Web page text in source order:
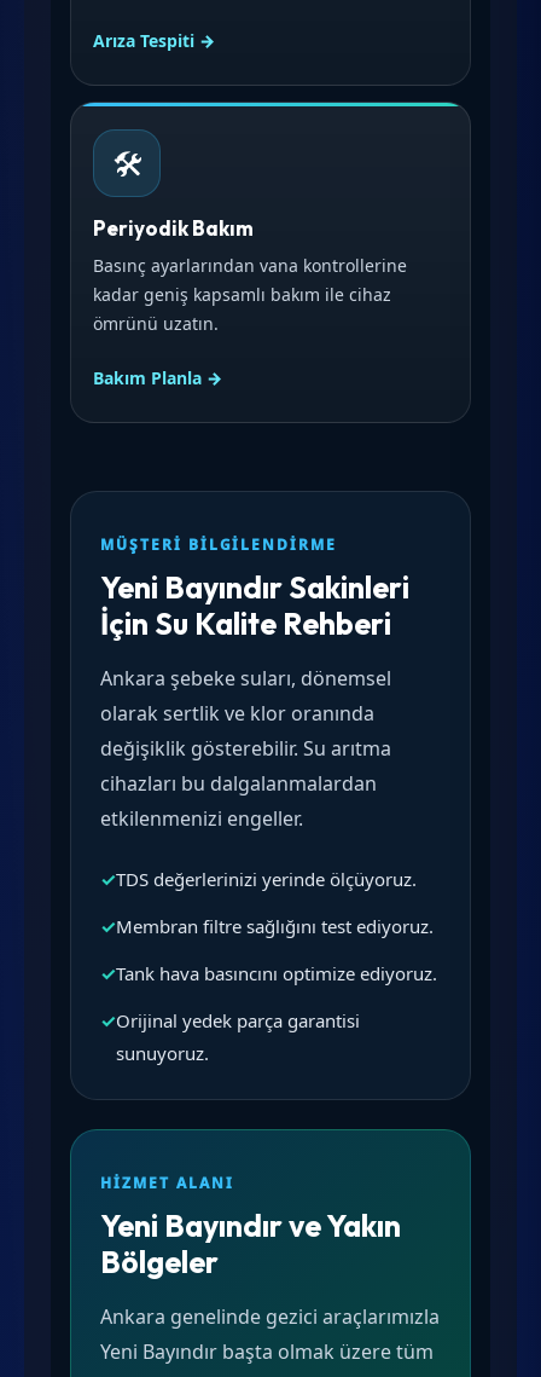
Arıza Tespiti →
🛠️
Periyodik Bakım
Basınç ayarlarından vana kontrollerine
kadar geniş kapsamlı bakım ile cihaz
ömrünü uzatın.
Bakım Planla →
MÜŞTERI BILGILENDIRME
Yeni Bayındır Sakinleri
İçin Su Kalite Rehberi
Ankara şebeke suları, dönemsel
olarak sertlik ve klor oranında
değişiklik gösterebilir. Su arıtma
cihazları bu dalgalanmalardan
etkilenmenizi engeller.
✓TDS değerlerinizi yerinde ölçüyoruz.
✓Membran filtre sağlığını test ediyoruz.
✓Tank hava basıncını optimize ediyoruz.
✓Orijinal yedek parça garantisi
sunuyoruz.
HIZMET ALANI
Yeni Bayındır ve Yakın
Bölgeler
Ankara genelinde gezici araçlarımızla
Yeni Bayındır başta olmak üzere tüm